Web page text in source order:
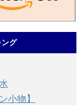
グ
小物】